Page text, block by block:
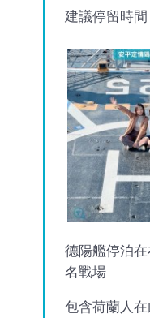
建議停留時
德陽艦停泊
名戰場
包含荷蘭人